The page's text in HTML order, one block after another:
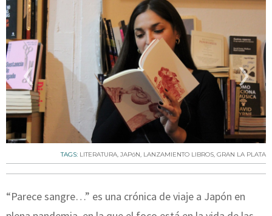
‹ ›
TAGS: LITERATURA, JAPóN, LANZAMIENTO LIBROS, GRAN LA PLATA
“Parece sangre…” es una crónica de viaje a Japón en